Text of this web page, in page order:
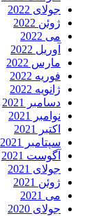
جولای 2022
ژوئن 2022
می 2022
آوریل 2022
مارس 2022
فوریه 2022
ژانویه 2022
دسامبر 2021
نوامبر 2021
اکتبر 2021
سپتامبر 2021
آگوست 2021
جولای 2021
ژوئن 2021
می 2021
جولای 2020